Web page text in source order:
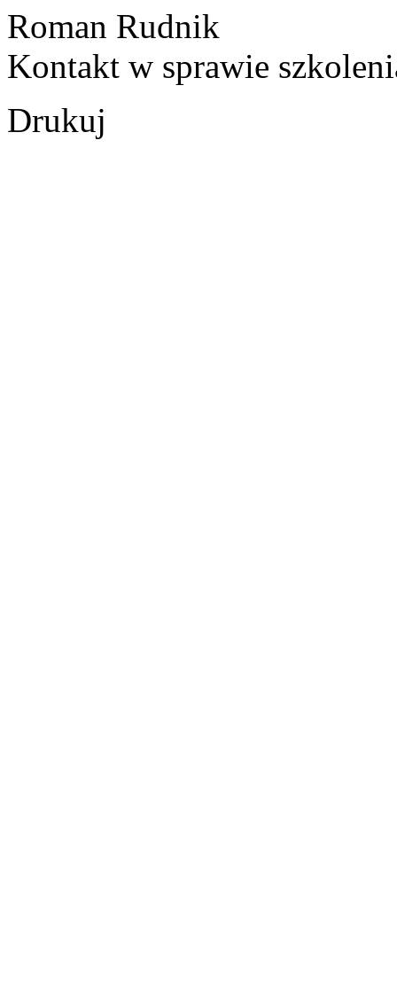
Roman Rudnik
Kontakt w sprawie
Drukuj